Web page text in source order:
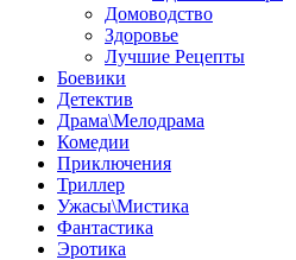
Домоводство
Здоровье
Лучшие Рецепты
Боевики
Детектив
Драма\Мелодрама
Комедии
Приключения
Триллер
Ужасы\Мистика
Фантастика
Эротика